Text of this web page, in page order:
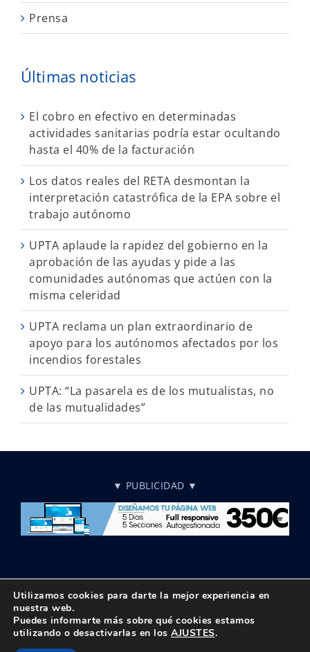
Prensa
Últimas noticias
El cobro en efectivo en determinadas
actividades sanitarias podría estar ocultando
hasta el 40% de la facturación
Los datos reales del RETA desmontan la
interpretación catastrófica de la EPA sobre el
trabajo autónomo
UPTA aplaude la rapidez del gobierno en la
aprobación de las ayudas y pide a las
comunidades autónomas que actúen con la
misma celeridad
UPTA reclama un plan extraordinario de
apoyo para los autónomos afectados por los
incendios forestales
UPTA: “La pasarela es de los mutualistas, no
de las mutualidades”
▼ PUBLICIDAD ▼
© Copyright 2018 - 2026 UPTA | Todos los derechos reservados
|Política de privacidad|Aviso Legal
Utilizamos cookies para darte la mejor experiencia en
nuestra web.
Puedes informarte más sobre qué cookies estamos
utilizando o desactivarlas en los AJUSTES.